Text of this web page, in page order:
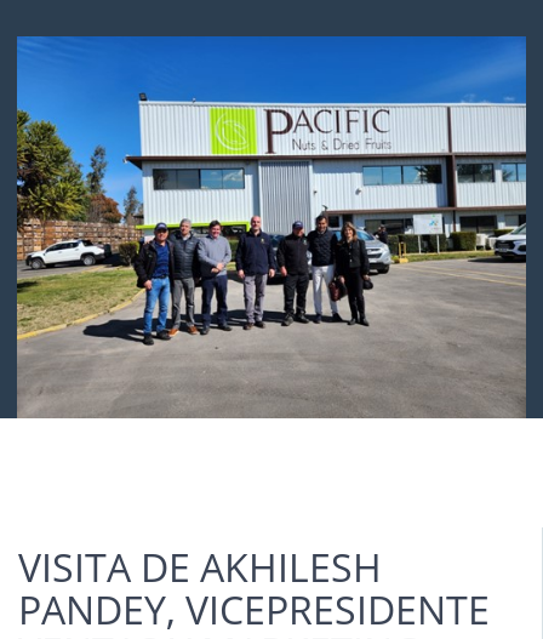
VISITA DE AKHILESH
PANDEY, VICEPRESIDENTE